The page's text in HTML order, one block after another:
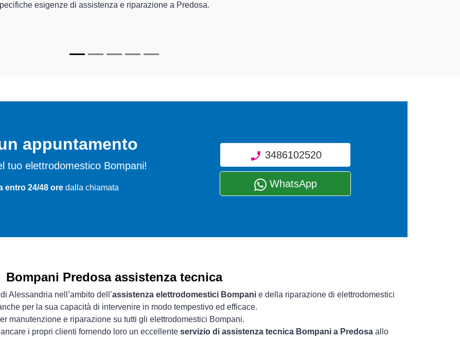
per farli tornare perfettamente funzionanti e durare a lungo nel tempo.
appuntamento
tuo elettrodomestico Bompani!
entro 24/48 ore dalla chiamata
3486102520
WhatsApp
Bompani Predosa assistenza tecnica
Alessandria nell’ambito dell’assistenza elettrodomestici Bompani e della riparazione di elettrodomestici
per la sua capacità di intervenire in modo tempestivo ed efficace.
manutenzione e riparazione su tutti gli elettrodomestici Bompani.
i propri clienti fornendo loro un eccellente servizio di assistenza tecnica Bompani a Predosa allo